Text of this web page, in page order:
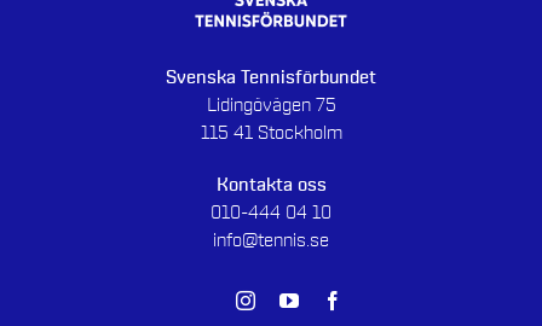
Svenska Tennisförbundet
Lidingövägen 75
115 41 Stockholm
Kontakta oss
010-444 04 10
info@tennis.se